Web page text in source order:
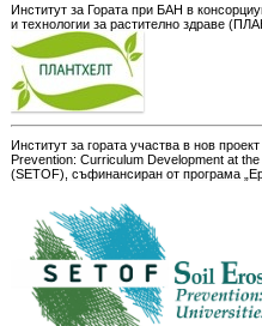
Институт за Гората при БАН в
и технологии за растително здраве
Институт за гората участва в нов
Prevention: Curriculum Development at
(SETOF), съфинансиран от програма